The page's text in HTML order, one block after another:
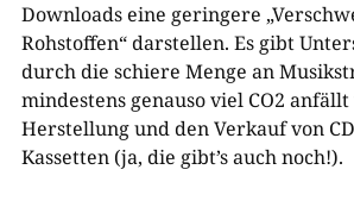
Downloads eine geringere
Rohstoffen“ darstellen. Es gibt
durch die schiere Menge an
mindestens genauso viel CO2
Herstellung und den Verkauf von
Kassetten (ja, die gibt’s auch noch!).